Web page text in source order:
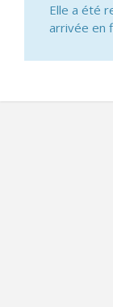
Elle a été
arrivée en